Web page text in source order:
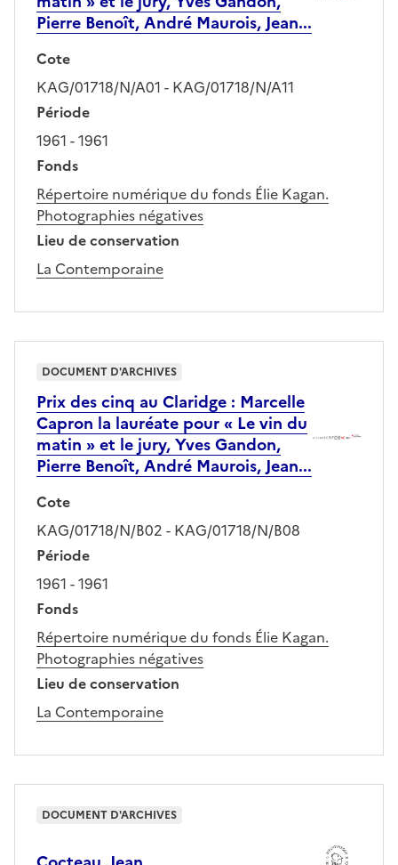
Pierre Benoît, André Maurois, Jean...
Cote
KAG/01718/N/A01 - KAG/01718/N/A11
Période
1961 - 1961
Fonds
Répertoire numérique du fonds Élie Kagan.
Photographies négatives
Lieu de conservation
La Contemporaine
Prix des cinq au Claridge : Marcelle
Capron la lauréate pour « Le vin du
matin » et le jury, Yves Gandon,
Pierre Benoît, André Maurois, Jean...
Cote
KAG/01718/N/B02 - KAG/01718/N/B08
Période
1961 - 1961
Fonds
Répertoire numérique du fonds Élie Kagan.
Photographies négatives
Lieu de conservation
La Contemporaine
DOCUMENT D'ARCHIVES
DOCUMENT D'ARCHIVES